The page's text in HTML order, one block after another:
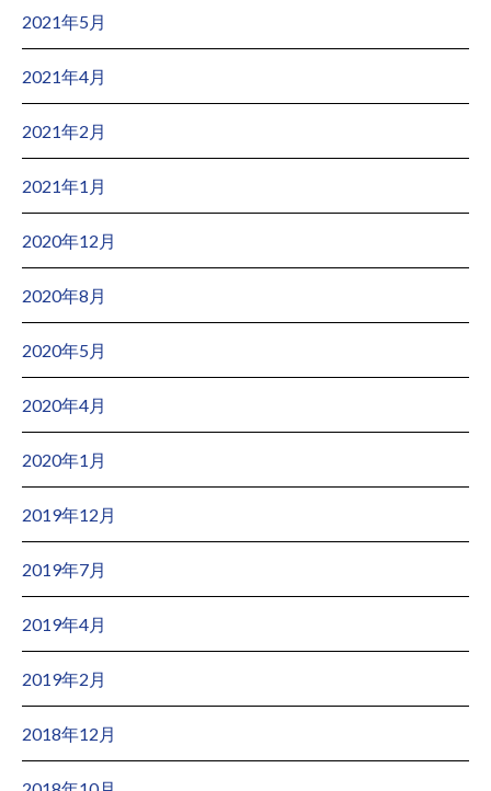
2021年5月
2021年4月
2021年2月
2021年1月
2020年12月
2020年8月
2020年5月
2020年4月
2020年1月
2019年12月
2019年7月
2019年4月
2019年2月
2018年12月